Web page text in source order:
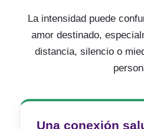
La intensidad puede
amor destinado,
distancia, silencio o
Una conexión